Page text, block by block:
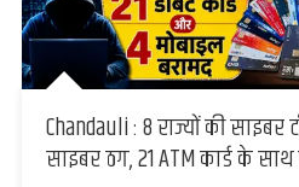
Chandauli : 8 राज्यों की साइबर
साइबर ठग, 21 ATM कार्ड के